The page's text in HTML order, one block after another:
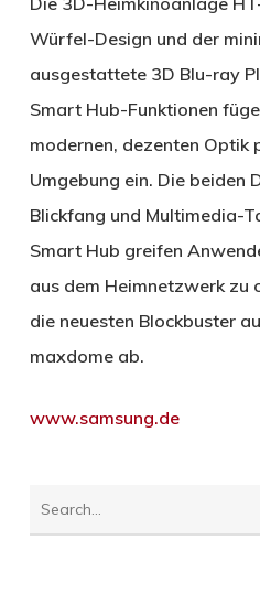
Würfel-Design und der
ausgestattete 3D Blu-ray
Smart Hub-Funktionen
modernen, dezenten Optik
Umgebung ein. Die beiden
Blickfang und Multimedia-
Smart Hub greifen
aus dem Heimnetzwerk zu
die neuesten Blockbuster
maxdome ab.
www.samsung.de